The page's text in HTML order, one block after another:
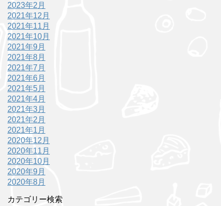
2023年2月
2021年12月
2021年11月
2021年10月
2021年9月
2021年8月
2021年7月
2021年6月
2021年5月
2021年4月
2021年3月
2021年2月
2021年1月
2020年12月
2020年11月
2020年10月
2020年9月
2020年8月
カテゴリー検索